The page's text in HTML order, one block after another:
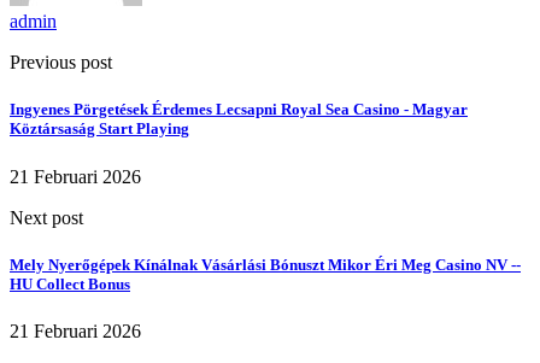
admin
Previous post
Ingyenes Pörgetések Érdemes Lecsapni Royal Sea Casino - Magyar
Köztársaság Start Playing
21 Februari 2026
Next post
Mely Nyerőgépek Kínálnak Vásárlási Bónuszt Mikor Éri Meg Casino NV --
HU Collect Bonus
21 Februari 2026